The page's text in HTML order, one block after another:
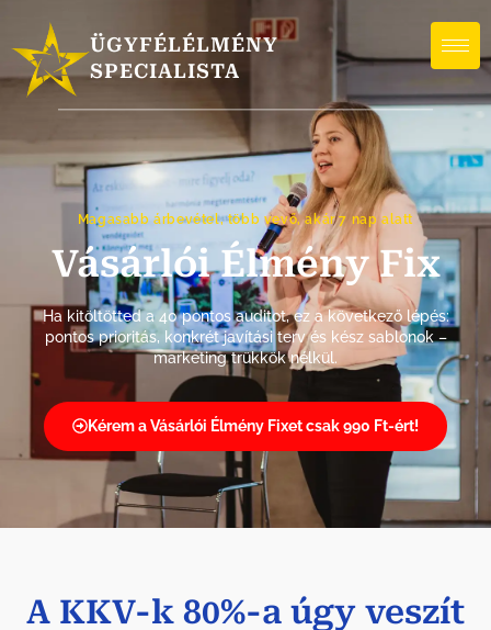
ÜGYFÉLÉLMÉNY
SPECIALISTA
Magasabb árbevétel, több vevő, akár 7 nap alatt
Vásárlói Élmény Fix
Ha kitöltötted a 40 pontos auditot, ez a következő lépés:
pontos prioritás, konkrét javítási terv és kész sablonok –
marketing trükkök nélkül.
Kérem a Vásárlói Élmény Fixet csak 990 Ft-ért!
A KKV-k 80%-a úgy veszít